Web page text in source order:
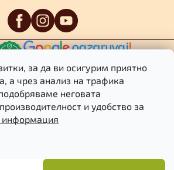
за да ви осигурим приятно
а чрез анализ на трафика
неговата
и удобство за
информация
бисквитките
поверителност
. Всички права запазени.
за бисквитките